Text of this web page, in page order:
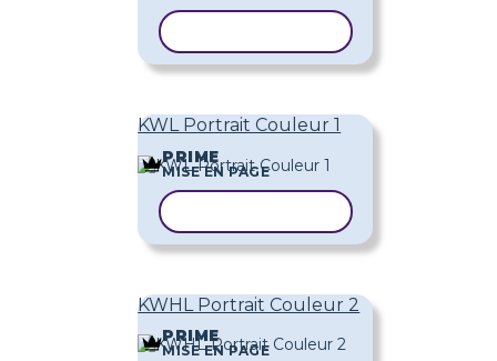
KWL Portrait Couleur 1
PRIME
MISE EN PAGE
KWHL Portrait Couleur 2
PRIME
MISE EN PAGE